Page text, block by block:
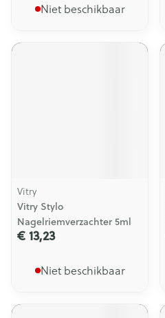
Niet beschikbaar
Vitry
Vitry Stylo
Nagelriemverzachter 5ml
€ 13,23
Niet beschikbaar